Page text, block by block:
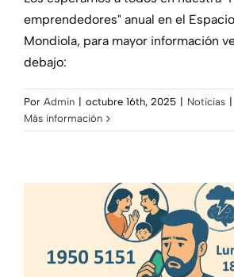
emprendedores" anual en el
Mondiola, para mayor información
debajo:
Por Admin octubre 16th, 2025 Noticias
Más información
Línea de escucha para